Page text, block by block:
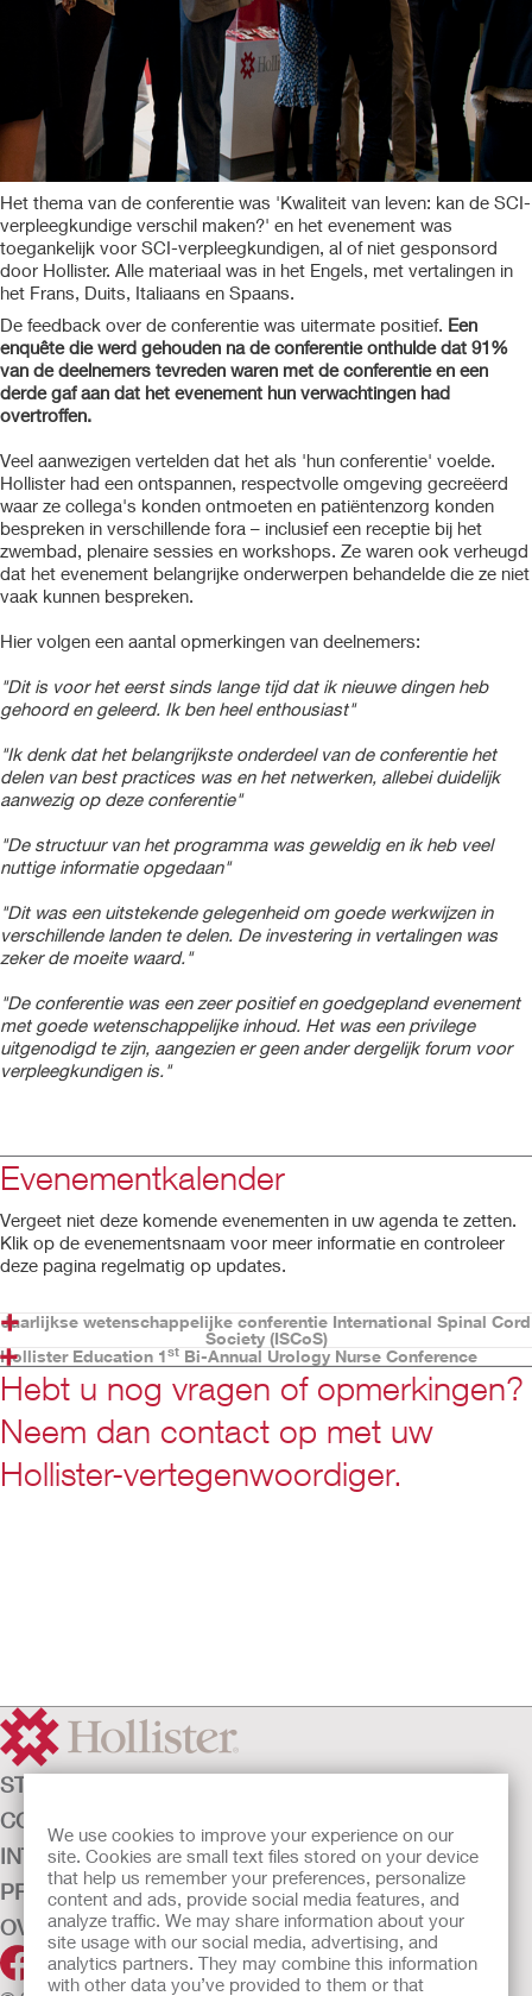
We use cookies to improve your experience on our
site. Cookies are small text files stored on your device
that help us remember your preferences, personalize
content and ads, provide social media features, and
analyze traffic. We may share information about your
site usage with our social media, advertising, and
analytics partners. They may combine this information
with other data you’ve provided to them or that
Het thema van de conferentie was 'Kwaliteit van leven: kan de SCI-
verpleegkundige verschil maken?' en het evenement was
toegankelijk voor SCI-verpleegkundigen, al of niet gesponsord
door Hollister. Alle materiaal was in het Engels, met vertalingen in
het Frans, Duits, Italiaans en Spaans.
De feedback over de conferentie was uitermate positief. Een
enquête die werd gehouden na de conferentie onthulde dat 91%
van de deelnemers tevreden waren met de conferentie en een
derde gaf aan dat het evenement hun verwachtingen had
overtroffen.
Veel aanwezigen vertelden dat het als 'hun conferentie' voelde.
Hollister had een ontspannen, respectvolle omgeving gecreëerd
waar ze collega's konden ontmoeten en patiëntenzorg konden
bespreken in verschillende fora – inclusief een receptie bij het
zwembad, plenaire sessies en workshops. Ze waren ook verheugd
dat het evenement belangrijke onderwerpen behandelde die ze niet
vaak kunnen bespreken.
Hier volgen een aantal opmerkingen van deelnemers:
"Dit is voor het eerst sinds lange tijd dat ik nieuwe dingen heb
gehoord en geleerd. Ik ben heel enthousiast"
"Ik denk dat het belangrijkste onderdeel van de conferentie het
delen van best practices was en het netwerken, allebei duidelijk
aanwezig op deze conferentie"
"De structuur van het programma was geweldig en ik heb veel
nuttige informatie opgedaan"
"Dit was een uitstekende gelegenheid om goede werkwijzen in
verschillende landen te delen. De investering in vertalingen was
zeker de moeite waard."
"De conferentie was een zeer positief en goedgepland evenement
met goede wetenschappelijke inhoud. Het was een privilege
uitgenodigd te zijn, aangezien er geen ander dergelijk forum voor
verpleegkundigen is."
Evenementkalender
Vergeet niet deze komende evenementen in uw agenda te zetten.
Klik op de evenementsnaam voor meer informatie en controleer
deze pagina regelmatig op updates.
Jaarlijkse wetenschappelijke conferentie International Spinal Cord
Society (ISCoS)
Wanneer:
21 oktober 2017 (Pre-ISCoS-conferentie)
22 - 23 oktober 2017 (Comitévergaderingen)
24 - 26 oktober 2017 (jaarlijkse wetenschappelijke conferentie)
Waar:
Hollister Education 1st Bi-Annual Urology Nurse Conference
Wanneer: 26 - 27 september 2017
Waar: Amsterdam, Nederland.
Hebt u nog vragen of opmerkingen?
Neem dan contact op met uw
Hollister-vertegenwoordiger.
STOMAZORG
CONTINENTIEZORG
INTENSIEVE ZORG
PRODUCTEN
OVER ONS